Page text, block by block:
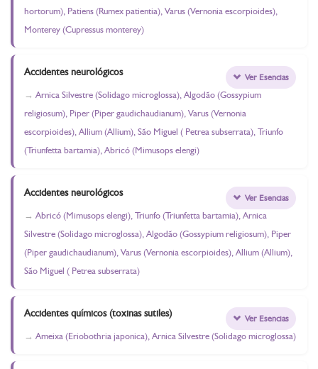
hortorum), Patiens (Rumex patientia), Varus (Vernonia escorpioides),
Monterey (Cupressus monterey)
Accidentes neurológicos
Arnica Silvestre (Solidago microglossa), Algodão (Gossypium
religiosum), Piper (Piper gaudichaudianum), Varus (Vernonia
escorpioides), Allium (Allium), São Miguel ( Petrea subserrata), Triunfo
(Triunfetta bartamia), Abricó (Mimusops elengi)
Ver Esencias
Accidentes neurológicos
Abricó (Mimusops elengi), Triunfo (Triunfetta bartamia), Arnica
Silvestre (Solidago microglossa), Algodão (Gossypium religiosum), Piper
(Piper gaudichaudianum), Varus (Vernonia escorpioides), Allium (Allium),
São Miguel ( Petrea subserrata)
Ver Esencias
Accidentes químicos (toxinas sutiles)
Ameixa (Eriobothria japonica), Arnica Silvestre (Solidago microglossa)
Ver Esencias